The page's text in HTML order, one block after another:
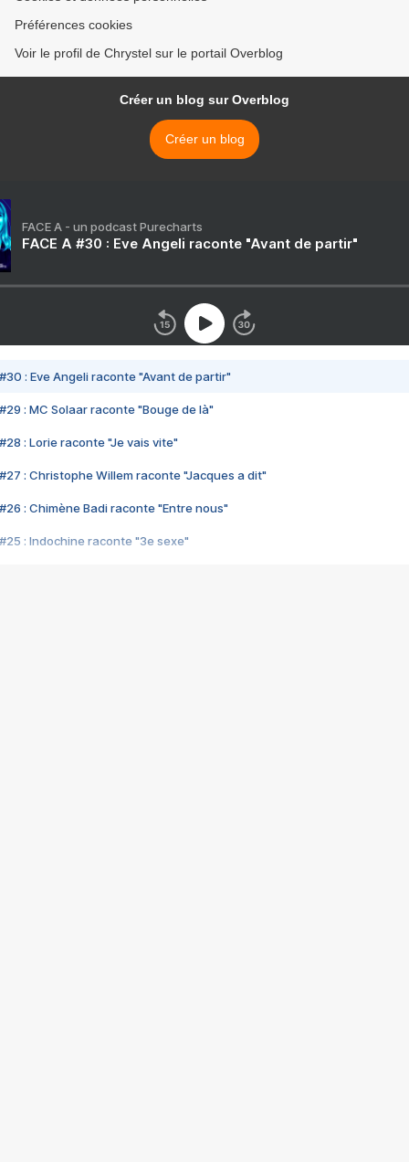
Préférences cookies
Voir le profil de Chrystel sur le portail Overblog
Créer un blog sur Overblog
Créer un blog
FACE A - un podcast Purecharts
FACE A #30 : Eve Angeli raconte "Avant de partir"
#30 : Eve Angeli raconte "Avant de partir"
#29 : MC Solaar raconte "Bouge de là"
#28 : Lorie raconte "Je vais vite"
#27 : Christophe Willem raconte "Jacques a dit"
#26 : Chimène Badi raconte "Entre nous"
#25 : Indochine raconte "3e sexe"